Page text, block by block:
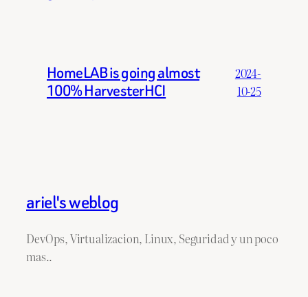
HomeLAB is going almost
100% HarvesterHCI
2024-
10-25
ariel's weblog
DevOps, Virtualizacion, Linux, Seguridad y un poco
mas..